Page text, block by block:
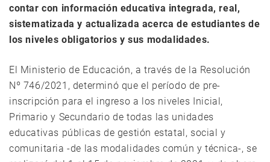
contar con información educativa integrada, real,
sistematizada y actualizada acerca de estudiantes de
los niveles obligatorios y sus modalidades.
El Ministerio de Educación, a través de la Resolución
Nº 746/2021, determinó que el período de pre-
inscripción para el ingreso a los niveles Inicial,
Primario y Secundario de todas las unidades
educativas públicas de gestión estatal, social y
comunitaria -de las modalidades común y técnica-, se